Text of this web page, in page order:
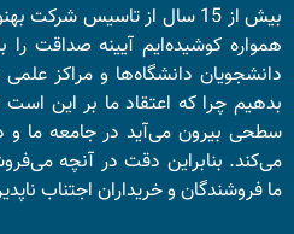
بیش از 15 سال از تاسیس
همواره کوشیده‌ایم آیینه صداقت را
دانشجویان دانشگاه‌ها و مراکز
بدهیم چرا که اعتقاد ما بر این
سطحی بیرون می‌آید در جامعه ما و
می‌کند. بنابراین دقت در آنچه
ما فروشندگان و خریداران اجتناب